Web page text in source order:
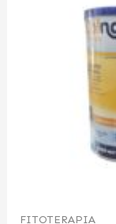
FITOTERAPIA
original
32,00 €.
es: